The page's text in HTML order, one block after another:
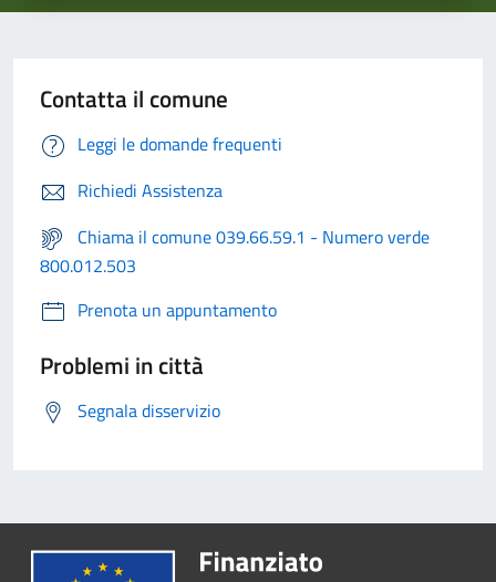
Contatta il comune
Leggi le domande frequenti
Richiedi Assistenza
Chiama il comune 039.66.59.1 - Numero verde
800.012.503
Prenota un appuntamento
Problemi in città
Segnala disservizio